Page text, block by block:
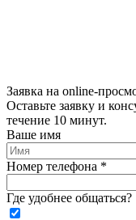
Заявка на online-
Оставьте заявку и
течение 10 минут.
Ваше имя
Номер телефона *
Где удобнее общаться?